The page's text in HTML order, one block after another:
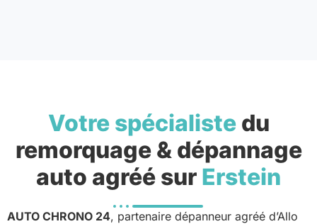
Votre spécialistedu
remorquage & dépannage
auto agréé sur Erstein
AUTO CHRONO 24, partenaire dépanneur agréé d’Allo